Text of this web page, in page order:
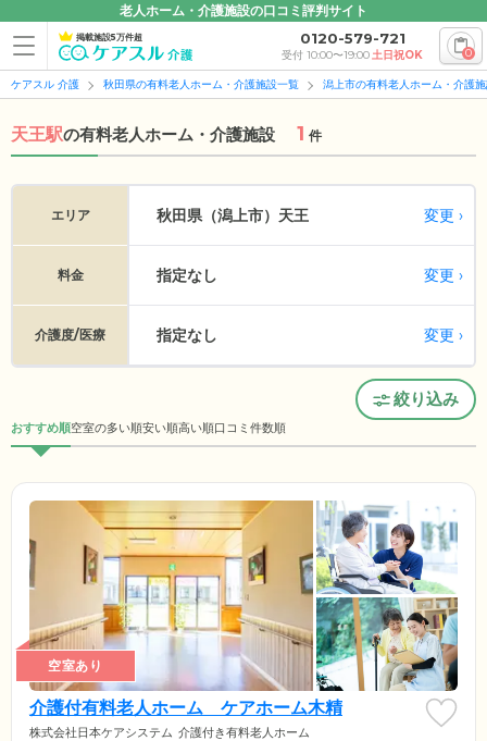
老人ホーム・介護施設の口コミ評判サイト
掲載施設5万件超 0120-579-721
受付 10:00〜19:00土日祝OK 0
ケアスル 介護 秋田県の有料老人ホーム・介護施設一覧 潟上市の有料老人ホーム・介護
天王駅の有料老人ホーム・介護施設 1 件
エリア 秋田県（潟上市） 天王 変更
料金 指定なし 変更
介護度/医療 指定なし 変更
絞り込み
おすすめ順空室の多い順安い順高い順口コミ件数順
空室あり
介護付有料老人ホーム ケアホーム木精
株式会社日本ケアシステム 介護付き有料老人ホーム